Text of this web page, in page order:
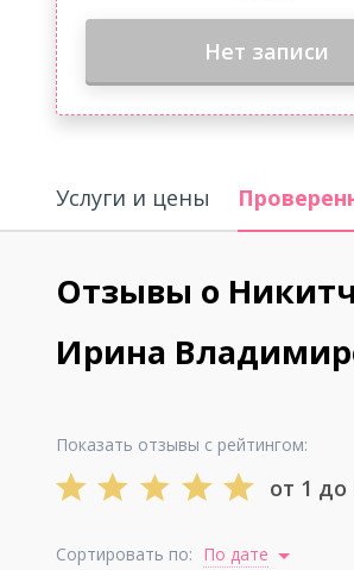
Нет записи
Услуги и цены
Отзывы о
Ирина
Показать отзывы с рейтингом:
от 1 до
Сортировать по: По дате